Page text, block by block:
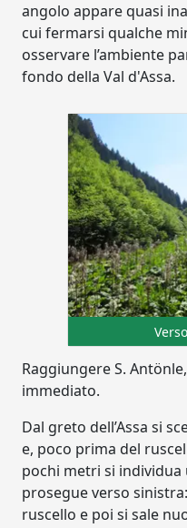
angolo appare quasi
cui fermarsi qualche
osservare l’ambiente
fondo della Val d'Assa.
Raggiungere S.
immediato.
Dal greto dell’Assa si
e, poco prima del
pochi metri si
prosegue verso
ruscello e poi si sale